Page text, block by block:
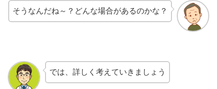
そうなんだね～？どんな場合があるのかな？
では、詳しく考えていきましょう